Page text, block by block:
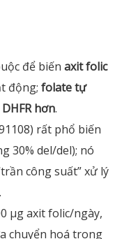
để biến axit folic
động; folate tự
hơn.
rất phổ biến
30% del/del); nó
công suất” xử lý
µg axit folic/ngày,
chuyển hoá trong